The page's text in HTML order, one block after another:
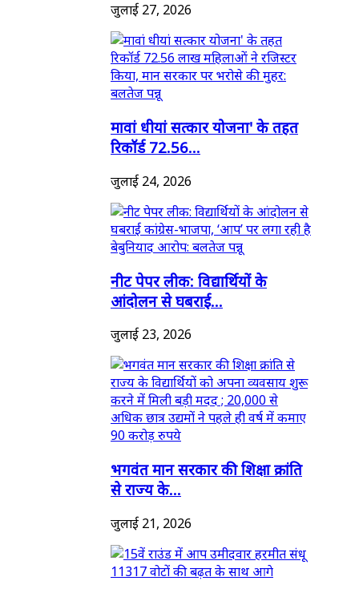
जुलाई 27, 2026
मावां धीयां सत्कार योजना' के तहत
रिकॉर्ड 72.56...
जुलाई 24, 2026
नीट पेपर लीक: विद्यार्थियों के
आंदोलन से घबराई...
जुलाई 23, 2026
भगवंत मान सरकार की शिक्षा क्रांति
से राज्य के...
जुलाई 21, 2026